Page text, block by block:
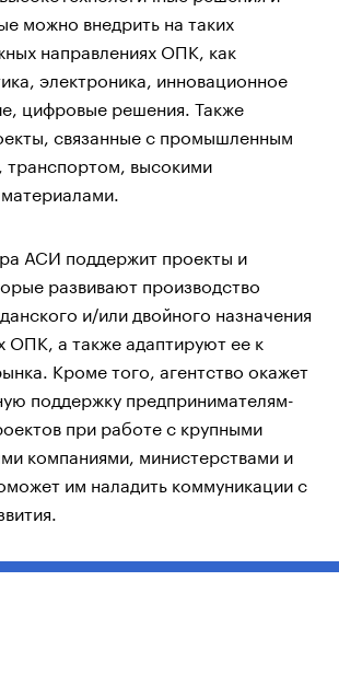
можно внедрить на таких
направлениях ОПК, как
электроника, инновационное
цифровые решения. Также
связанные с промышленным
транспортом, высокими
АСИ поддержит проекты и
развивают производство
и/или двойного назначения
ОПК, а также адаптируют ее к
Кроме того, агентство окажет
поддержку предпринимателям-
при работе с крупными
компаниями, министерствами и
им наладить коммуникации с